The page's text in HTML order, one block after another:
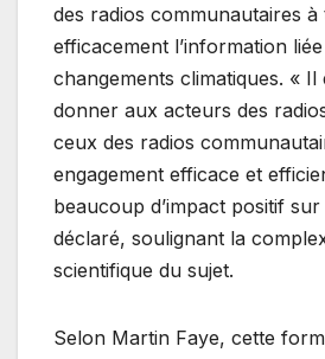
des radios communautaires à
efficacement l’information
changements climatiques. « Il
donner aux acteurs des
ceux des radios
engagement efficace et
beaucoup d’impact positif
déclaré, soulignant la
scientifique du sujet.
Selon Martin Faye, cette